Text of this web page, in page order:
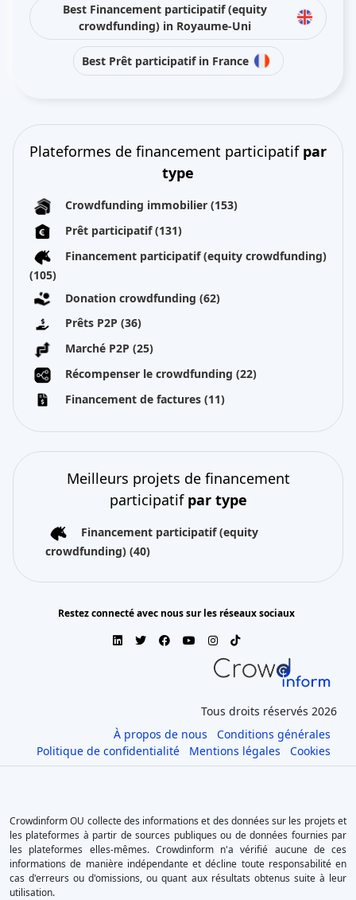
Best Financement participatif (equity
crowdfunding) in Royaume-Uni
Best Prêt participatif in France
Plateformes de financement participatif par
type
Crowdfunding immobilier (153)
Prêt participatif(131)
Financement participatif (equity crowdfunding)
(105)
Donation crowdfunding (62)
Prêts P2P (36)
Marché P2P (25)
Récompenser le crowdfunding (22)
Financement de factures (11)
Meilleurs projets de financement
participatif par type
Financement participatif (equity
crowdfunding) (40)
Restez connecté avec nous sur les réseaux sociaux
Tous droits réservés 2026
À propos de nous
Conditions générales
Politique de confidentialité
Mentions légales Cookies
Crowdinform OU collecte des informations et des données sur les projets et
les plateformes à partir de sources publiques ou de données fournies par
les plateformes elles-mêmes. Crowdinform n'a vérifié aucune de ces
informations de manière indépendante et décline toute responsabilité en
cas d'erreurs ou d'omissions, ou quant aux résultats obtenus suite à leur
utilisation.